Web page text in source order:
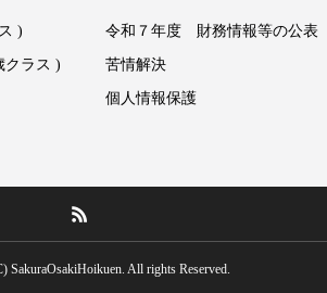
)
クラス )
令和７年度 財務情報等の公表
苦情解決
個人情報保護
SakuraOsakiHoikuen. All rights Reserved.